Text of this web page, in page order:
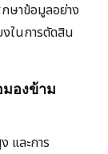
กษาข้อมูลอย่าง
งในการตัดสิน
มองข้าม
และการ